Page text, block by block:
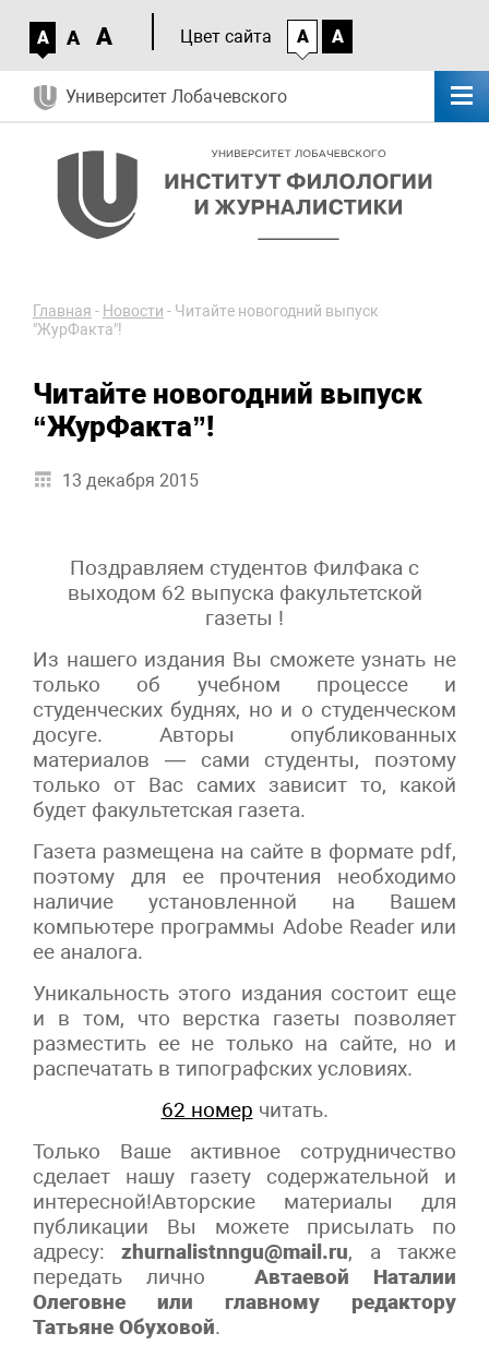
A A A Цвет сайта A A
Университет Лобачевского
Главная - Новости - Читайте новогодний выпуск
"ЖурФакта"!
Читайте новогодний выпуск
“ЖурФакта”!
13 декабря 2015
Поздравляем студентов ФилФака с
выходом 62 выпуска факультетской
газеты !
Из нашего издания Вы сможете узнать не
только об учебном процессе и
студенческих буднях, но и о студенческом
досуге. Авторы опубликованных
материалов — сами студенты, поэтому
только от Вас самих зависит то, какой
будет факультетская газета.
Газета размещена на сайте в формате pdf,
поэтому для ее прочтения необходимо
наличие установленной на Вашем
компьютере программы Adobe Reader или
ее аналога.
Уникальность этого издания состоит еще
и в том, что верстка газеты позволяет
разместить ее не только на сайте, но и
распечатать в типографских условиях.
62 номер читать.
Только Ваше активное сотрудничество
сделает нашу газету содержательной и
интересной!Авторские материалы для
публикации Вы можете присылать по
адресу:zhurnalistnngu@mail.ru, а также
передать лично Автаевой Наталии
Олеговне или главному редактору
Татьяне Обуховой.